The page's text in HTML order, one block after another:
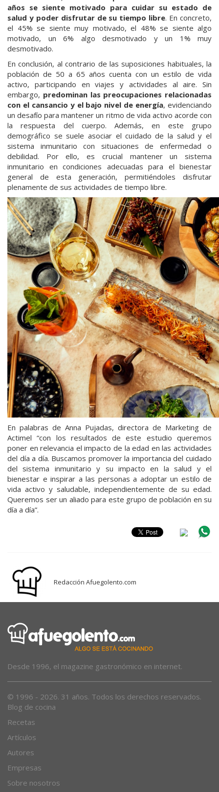
años se siente motivado para cuidar su estado de
salud y poder disfrutar de su tiempo libre. En concreto,
el 45% se siente muy motivado, el 48% se siente algo
motivado, un 6% algo desmotivado y un 1% muy
desmotivado.
En conclusión, al contrario de las suposiciones habituales, la
población de 50 a 65 años cuenta con un estilo de vida
activo, participando en viajes y actividades al aire. Sin
embargo, predominan las preocupaciones relacionadas
con el cansancio y el bajo nivel de energía, evidenciando
un desafío para mantener un ritmo de vida activo acorde con
la respuesta del cuerpo. Además, en este grupo
demográfico se suele asociar el cuidado de la salud y el
sistema inmunitario con situaciones de enfermedad o
debilidad. Por ello, es crucial mantener un sistema
inmunitario en condiciones adecuadas para el bienestar
general de esta generación, permitiéndoles disfrutar
plenamente de sus actividades de tiempo libre.
En palabras de Anna Pujadas, directora de Marketing de
Actimel “con los resultados de este estudio queremos
poner en relevancia el impacto de la edad en las actividades
del día a día. Buscamos promover la importancia del cuidado
del sistema inmunitario y su impacto en la salud y el
bienestar e inspirar a las personas a adoptar un estilo de
vida activo y saludable, independientemente de su edad.
Queremos ser un aliado para este grupo de población en su
día a día”.
Redacción Afuegolento.com
Desde 1996, el magazine gastronómico en internet.
© 1996 - 2026. 31 años. Todos los derechos reservados.
Blog de cocina
Recetas
Artículos
Autores
Empresas
Sobre nosotros